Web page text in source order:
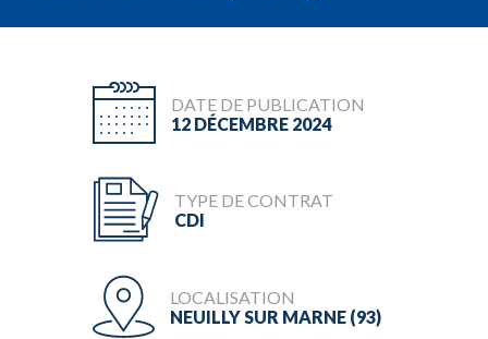
DATE DE PUBLICATION
12 DÉCEMBRE 2024
TYPE DE CONTRAT
CDI
LOCALISATION
NEUILLY SUR MARNE (93)